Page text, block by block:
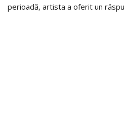
perioadă, artista a oferit un